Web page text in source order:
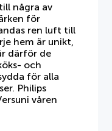
några av
för
ren luft till
hem är unikt,
därför de
och
för alla
Philips
våren